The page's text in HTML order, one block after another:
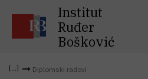
Institut
Ruđer
Bošković
Diplomski radovi